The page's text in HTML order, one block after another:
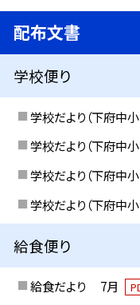
配布文書
学校便り
学校だより（下府中
学校だより（下府中
学校だより（下府中
学校だより（下府中
給食便り
給食だより 7月